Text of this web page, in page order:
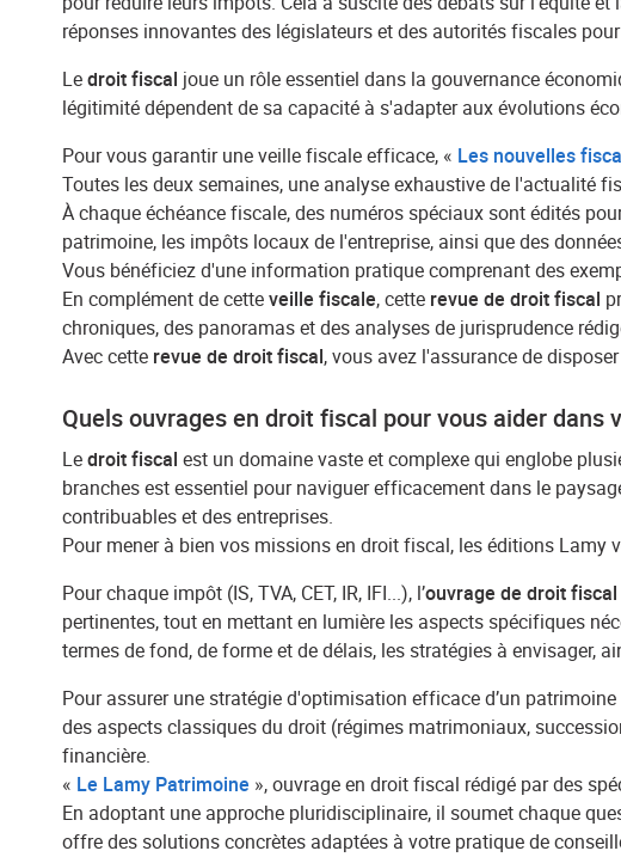
réponses innovantes des législateurs et des autorités fiscales
Ledroit fiscal joue un rôle essentiel dans la gouvernance
légitimité dépendent de sa capacité à s'adapter aux évolutions
Pour vous garantir une veille fiscale efficace, « Les nouvelles
Toutes les deux semaines, une analyse exhaustive de l'actualité
À chaque échéance fiscale, des numéros spéciaux sont édités
patrimoine, les impôts locaux de l'entreprise, ainsi que des
Vous bénéficiez d'une information pratique comprenant des
En complément de cetteveille fiscale, cette revue de droit fiscal
chroniques, des panoramas et des analyses de jurisprudence
Avec cette revue de droit fiscal, vous avez l'assurance de
Quels ouvrages en droit fiscal pour vous aider dans
Ledroit fiscal est un domaine vaste et complexe qui englobe
branches est essentiel pour naviguer efficacement dans le
contribuables et des entreprises.
Pour mener à bien vos missions en droit fiscal, les éditions Lamy
Pour chaque impôt (IS, TVA, CET, IR, IFI...), l’ouvrage de droit fiscal
pertinentes, tout en mettant en lumière les aspects spécifiques
termes de fond, de forme et de délais, les stratégies à envisager,
Pour assurer une stratégie d'optimisation efficace d’un
des aspects classiques du droit (régimes matrimoniaux,
financière.
« Le Lamy Patrimoine », ouvrage en droit fiscal rédigé par des
En adoptant une approche pluridisciplinaire, il soumet chaque
offre des solutions concrètes adaptées à votre pratique de